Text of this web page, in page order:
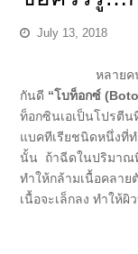
July 13, 2018
หลายค
กันดี “โบท็อกซ์
ท็อกซินเอเป็นโปรตี
แบคทีเรียชนิดหนึ่งที่
นั้น ถ้าฉีดในปริมาณ
ทำให้กล้ามเนื้อคลาย
เนื้อจะเล็กลง ทำให้